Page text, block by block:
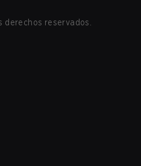
derechos reservados.